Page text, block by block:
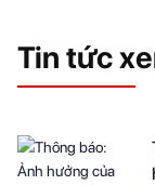
Tin tức